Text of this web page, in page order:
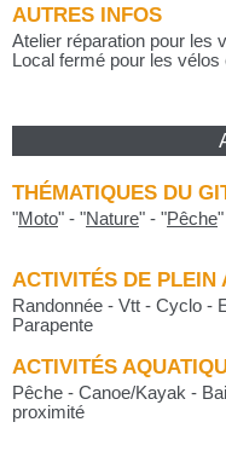
AUTRES INFOS
Atelier réparation pour les
Local fermé pour les vélos
THÉMATIQUES DU
"Moto" - "Nature" - "Pêche"
ACTIVITÉS DE PLEIN
Randonnée - Vtt - Cyclo -
Parapente
ACTIVITÉS
Pêche - Canoe/Kayak -
proximité